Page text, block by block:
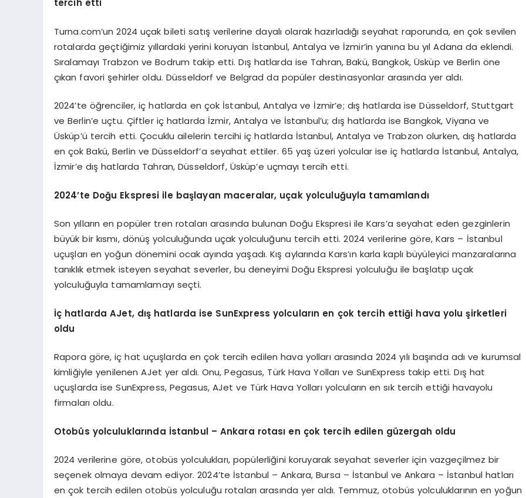
tercih etti
Turna.com’un 2024 uçak bileti satış verilerine dayalı olarak hazırladığı seyahat raporunda, en çok sevilen
rotalarda geçtiğimiz yıllardaki yerini koruyan İstanbul, Antalya ve İzmir’in yanına bu yıl Adana da eklendi.
Sıralamayı Trabzon ve Bodrum takip etti. Dış hatlarda ise Tahran, Bakü, Bangkok, Üsküp ve Berlin öne
çıkan favori şehirler oldu. Düsseldorf ve Belgrad da popüler destinasyonlar arasında yer aldı.
2024’te öğrenciler, iç hatlarda en çok İstanbul, Antalya ve İzmir’e; dış hatlarda ise Düsseldorf, Stuttgart
ve Berlin’e uçtu. Çiftler iç hatlarda İzmir, Antalya ve İstanbul’u; dış hatlarda ise Bangkok, Viyana ve
Üsküp’ü tercih etti. Çocuklu ailelerin tercihi iç hatlarda İstanbul, Antalya ve Trabzon olurken, dış hatlarda
en çok Bakü, Berlin ve Düsseldorf’a seyahat ettiler. 65 yaş üzeri yolcular ise iç hatlarda İstanbul, Antalya,
İzmir’e dış hatlarda Tahran, Düsseldorf, Üsküp’e uçmayı tercih etti.
2024’te Doğu Ekspresi ile başlayan maceralar, uçak yolculuğuyla tamamlandı
Son yılların en popüler tren rotaları arasında bulunan Doğu Ekspresi ile Kars’a seyahat eden gezginlerin
büyük bir kısmı, dönüş yolculuğunda uçak yolculuğunu tercih etti. 2024 verilerine göre, Kars – İstanbul
uçuşları en yoğun dönemini ocak ayında yaşadı. Kış aylarında Kars’ın karla kaplı büyüleyici manzaralarına
tanıklık etmek isteyen seyahat severler, bu deneyimi Doğu Ekspresi yolculuğu ile başlatıp uçak
yolculuğuyla tamamlamayı seçti.
İç hatlarda AJet, dış hatlarda ise SunExpress yolcuların en çok tercih ettiği hava yolu şirketleri
oldu
Rapora göre, iç hat uçuşlarda en çok tercih edilen hava yolları arasında 2024 yılı başında adı ve kurumsal
kimliğiyle yenilenen AJet yer aldı. Onu, Pegasus, Türk Hava Yolları ve SunExpress takip etti. Dış hat
uçuşlarda ise SunExpress, Pegasus, AJet ve Türk Hava Yolları yolcuların en sık tercih ettiği havayolu
firmaları oldu.
Otobüs yolculuklarında İstanbul – Ankara rotası en çok tercih edilen güzergah oldu
2024 verilerine göre, otobüs yolculukları, popülerliğini koruyarak seyahat severler için vazgeçilmez bir
seçenek olmaya devam ediyor. 2024’te İstanbul – Ankara, Bursa – İstanbul ve Ankara – İstanbul hatları
en çok tercih edilen otobüs yolculuğu rotaları arasında yer aldı. Temmuz, otobüs yolculuklarının en yoğun